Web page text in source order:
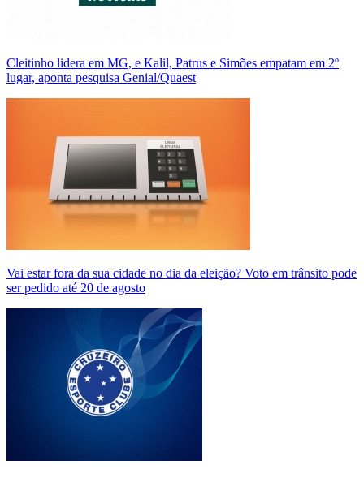
Cleitinho lidera em MG, e Kalil, Patrus e Simões empatam em 2º
lugar, aponta pesquisa Genial/Quaest
Vai estar fora da sua cidade no dia da eleição? Voto em trânsito pode
ser pedido até 20 de agosto